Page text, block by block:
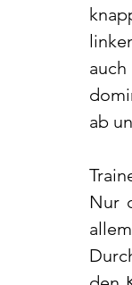
ab
Nur